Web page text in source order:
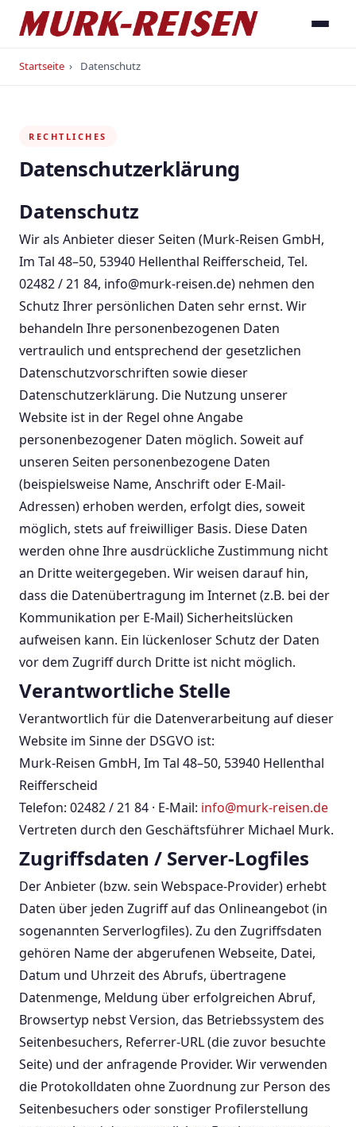
Startseite › Datenschutz
RECHTLICHES
Datenschutzerklärung
Datenschutz
Wir als Anbieter dieser Seiten (Murk-Reisen GmbH,
Im Tal 48–50, 53940 Hellenthal Reifferscheid, Tel.
02482 / 21 84, info@murk-reisen.de) nehmen den
Schutz Ihrer persönlichen Daten sehr ernst. Wir
behandeln Ihre personenbezogenen Daten
vertraulich und entsprechend der gesetzlichen
Datenschutzvorschriften sowie dieser
Datenschutzerklärung. Die Nutzung unserer
Website ist in der Regel ohne Angabe
personenbezogener Daten möglich. Soweit auf
unseren Seiten personenbezogene Daten
(beispielsweise Name, Anschrift oder E-Mail-
Adressen) erhoben werden, erfolgt dies, soweit
möglich, stets auf freiwilliger Basis. Diese Daten
werden ohne Ihre ausdrückliche Zustimmung nicht
an Dritte weitergegeben. Wir weisen darauf hin,
dass die Datenübertragung im Internet (z.B. bei der
Kommunikation per E-Mail) Sicherheitslücken
aufweisen kann. Ein lückenloser Schutz der Daten
vor dem Zugriff durch Dritte ist nicht möglich.
Verantwortliche Stelle
Verantwortlich für die Datenverarbeitung auf dieser
Website im Sinne der DSGVO ist:
Murk-Reisen GmbH, Im Tal 48–50, 53940 Hellenthal
Reifferscheid
Telefon: 02482 / 21 84 · E-Mail: info@murk-reisen.de
Vertreten durch den Geschäftsführer Michael Murk.
Zugriffsdaten / Server-Logfiles
Der Anbieter (bzw. sein Webspace-Provider) erhebt
Daten über jeden Zugriff auf das Onlineangebot (in
sogenannten Serverlogfiles). Zu den Zugriffsdaten
gehören Name der abgerufenen Webseite, Datei,
Datum und Uhrzeit des Abrufs, übertragene
Datenmenge, Meldung über erfolgreichen Abruf,
Browsertyp nebst Version, das Betriebssystem des
Seitenbesuchers, Referrer-URL (die zuvor besuchte
Seite) und der anfragende Provider. Wir verwenden
die Protokolldaten ohne Zuordnung zur Person des
Seitenbesuchers oder sonstiger Profilerstellung